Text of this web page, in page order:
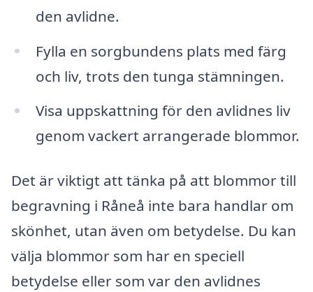
den avlidne.
Fylla en sorgbundens plats med färg
och liv, trots den tunga stämningen.
Visa uppskattning för den avlidnes liv
genom vackert arrangerade blommor.
Det är viktigt att tänka på att blommor till
begravning i Råneå inte bara handlar om
skönhet, utan även om betydelse. Du kan
välja blommor som har en speciell
betydelse eller som var den avlidnes